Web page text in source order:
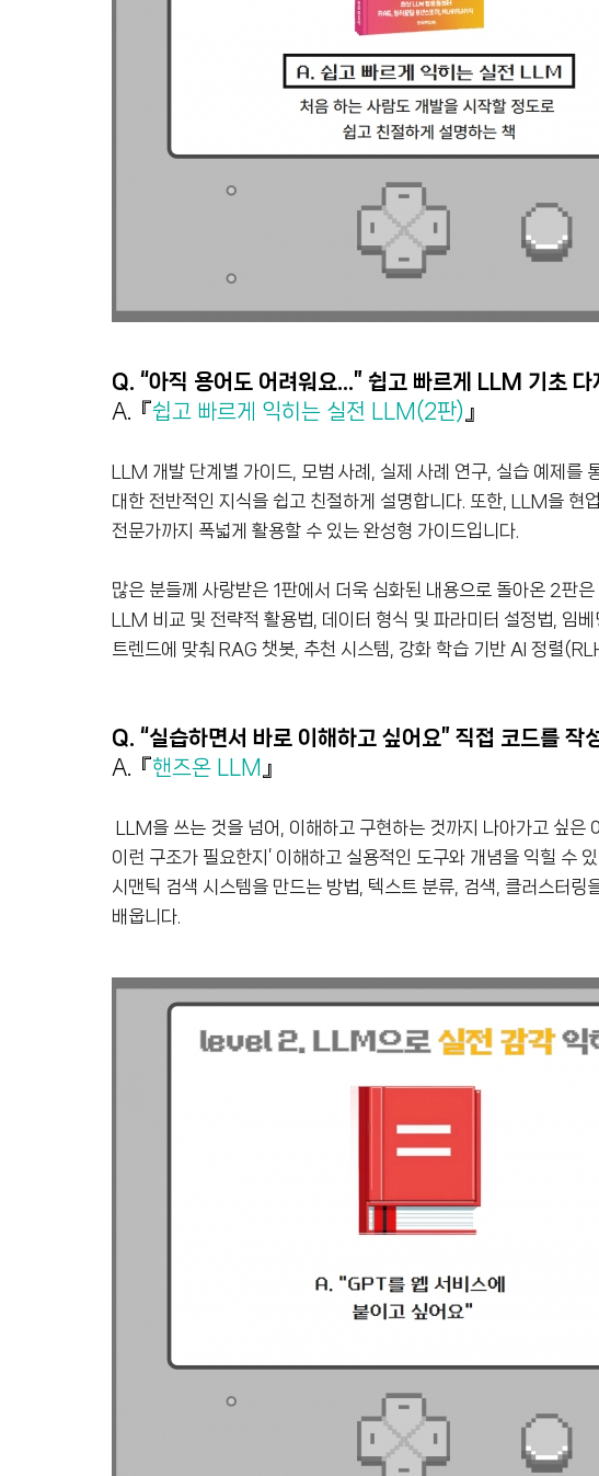
Q. “아직 용어도 어려워요…” 쉽고 빠르게 LLM 기초 다
A.『 쉽고 빠르게 익히는 실전 LLM(2판) 』
LLM 개발 단계별 가이드, 모범 사례, 실제 사례 연구, 실습 예제
대한 전반적인 지식을 쉽고 친절하게 설명합니다. 또한, LLM을 현
전문가까지 폭넓게 활용할 수 있는 완성형 가이드입니다.
많은 분들께 사랑받은 1판에서 더욱 심화된 내용으로 돌아온 2
LLM 비교 및 전략적 활용법, 데이터 형식 및 파라미터 설정법, 임
트렌드에 맞춰 RAG 챗봇, 추천 시스템, 강화 학습 기반 AI 정렬
Q. “실습하면서 바로 이해하고 싶어요” 직접 코드를 작
A.『 핸즈온 LLM 』
LLM을 쓰는 것을 넘어, 이해하고 구현하는 것까지 나아가고 싶은
이런 구조가 필요한지’ 이해하고 실용적인 도구와 개념을 익힐 수
시맨틱 검색 시스템을 만드는 방법, 텍스트 분류, 검색, 클러스터
배웁니다.